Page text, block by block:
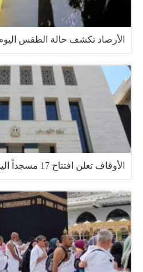
الأرصاد تكشف حالة الطقس اليوم السبت 8
الأوقاف تعلن افتتاح 17 مسجداً اليوم في 10 محافظات